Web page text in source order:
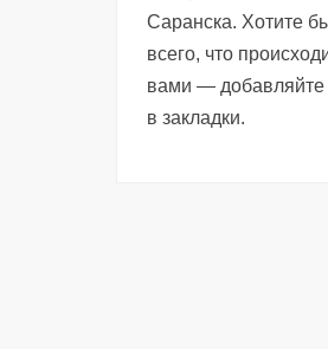
Саранска. Хотите
всего, что
вами — добавляйте
в закладки.